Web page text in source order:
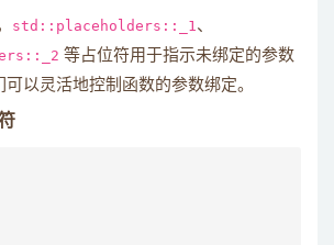
std::placeholders::_1、
等占位符用于指示未绑定的参数
以灵活地控制函数的参数绑定。